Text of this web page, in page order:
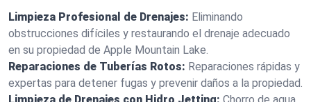
Limpieza Profesional de Drenajes: Eliminando
obstrucciones difíciles y restaurando el drenaje adecuado
en su propiedad de Apple Mountain Lake.
Reparaciones de Tuberías Rotos: Reparaciones rápidas y
expertas para detener fugas y prevenir daños a la propiedad.